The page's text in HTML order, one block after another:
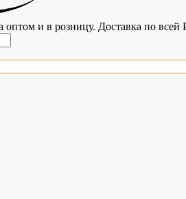
оптом и в розницу. Доставка по всей